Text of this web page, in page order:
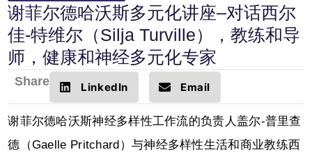
谢菲尔德哈沃斯多元化讲座–对话西尔
佳-特维尔（Silja Turville），教练和导
师，健康和神经多元化专家
Share LinkedIn Email
谢菲尔德哈沃斯神经多样性工作流的负责人盖尔-普里查
德（Gaelle Pritchard）与神经多样性生活和商业教练西